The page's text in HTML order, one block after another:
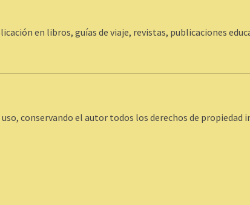
en libros, guías de viaje, revistas, publicaciones
conservando el autor todos los derechos de propiedad